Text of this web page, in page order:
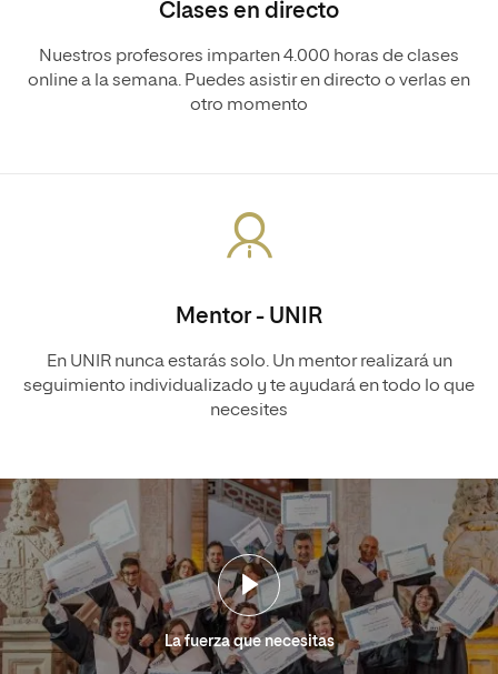
Clases en directo
Nuestros profesores imparten 4.000 horas de clases
online a la semana. Puedes asistir en directo o verlas en
otro momento
Mentor - UNIR
En UNIR nunca estarás solo. Un mentor realizará un
seguimiento individualizado y te ayudará en todo lo que
necesites
La fuerza que necesitas